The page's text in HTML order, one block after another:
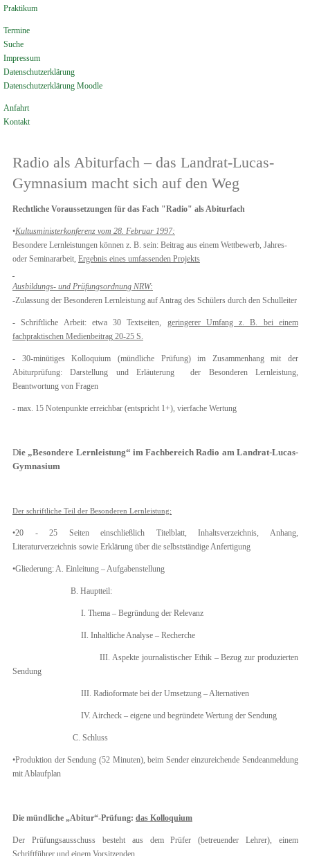
Praktikum
Termine
Suche
Impressum
Datenschutzerklärung
Datenschutzerklärung Moodle
Anfahrt
Kontakt
Radio als Abiturfach – das Landrat-Lucas-
Gymnasium macht sich auf den Weg
Rechtliche Voraussetzungen für das Fach "Radio" als Abiturfach
•Kultusministerkonferenz vom 28. Februar 1997:
Besondere Lernleistungen können z. B. sein: Beitrag aus einem Wettbewerb, Jahres-
oder Seminararbeit, Ergebnis eines umfassenden Projekts
Ausbildungs- und Prüfungsordnung NRW:
-Zulassung der Besonderen Lernleistung auf Antrag des Schülers durch den Schulleiter
- Schriftliche Arbeit: etwa 30 Textseiten, geringerer Umfang z. B. bei einem
fachpraktischen Medienbeitrag 20-25 S.
- 30-minütiges Kolloquium (mündliche Prüfung) im Zusammenhang mit der
Abiturprüfung: Darstellung und Erläuterung der Besonderen Lernleistung,
Beantwortung von Fragen
- max. 15 Notenpunkte erreichbar (entspricht 1+), vierfache Wertung
Die „Besondere Lernleistung“ im Fachbereich Radio am Landrat-Lucas-
Gymnasium
Der schriftliche Teil der Besonderen Lernleistung:
•20 - 25 Seiten einschließlich Titelblatt, Inhaltsverzeichnis, Anhang,
Literaturverzeichnis sowie Erklärung über die selbstständige Anfertigung
•Gliederung: A. Einleitung – Aufgabenstellung
B. Hauptteil:
I. Thema – Begründung der Relevanz
II. Inhaltliche Analyse – Recherche
III. Aspekte journalistischer Ethik – Bezug zur produzierten
Sendung
III. Radioformate bei der Umsetzung – Alternativen
IV. Aircheck – eigene und begründete Wertung der Sendung
C. Schluss
•Produktion der Sendung (52 Minuten), beim Sender einzureichende Sendeanmeldung
mit Ablaufplan
Die mündliche „Abitur“-Prüfung: das Kolloquium
Der Prüfungsausschuss besteht aus dem Prüfer (betreuender Lehrer), einem
Schriftführer und einem Vorsitzenden.